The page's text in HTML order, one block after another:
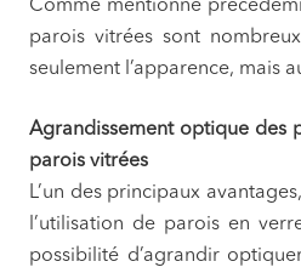
Comme mentionné
parois vitrées sont
seulement l’apparence, mais
Agrandissement optique des
parois vitrées
L’un des principaux
l’utilisation de parois en
possibilité d’agrandir